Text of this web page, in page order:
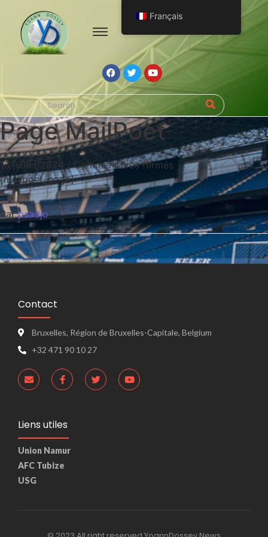
Page MailPoet
16 juillet 2024 / Commentaires fermés
[mailpoet_page]
Parpsadjo
Contact
Bruxelles, Région de Bruxelles-Capitale, Belgium
+32 471 90 10 27
Liens utiles
Union Namur
AFC Tubize
USG
Français